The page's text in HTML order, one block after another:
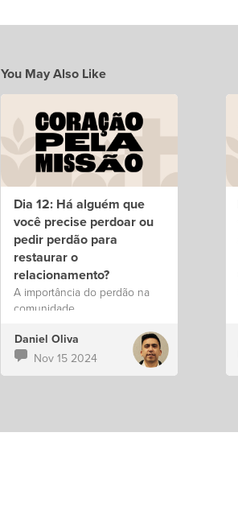
You May Also Like
Dia 12: Há alguém que
você precise perdoar ou
pedir perdão para
restaurar o
relacionamento?
A importância do perdão na
comunidade.
Daniel Oliva
Nov 15 2024